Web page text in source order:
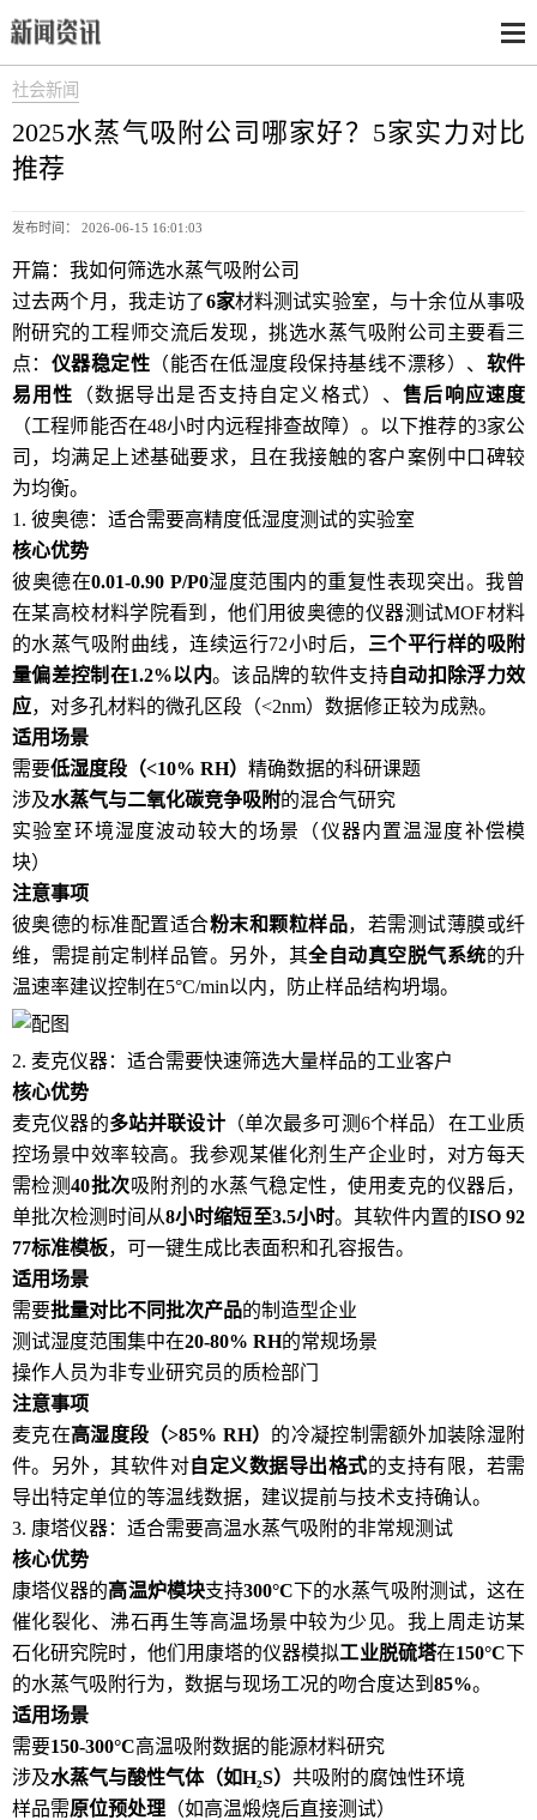
社会新闻
2025水蒸气吸附公司哪家好？5家实力对比
推荐
发布时间： 2026-06-15 16:01:03
开篇：我如何筛选水蒸气吸附公司
过去两个月，我走访了6家材料测试实验室，与十余位从事吸
附研究的工程师交流后发现，挑选水蒸气吸附公司主要看三
点： 仪器稳定性 （能否在低湿度段保持基线不漂移）、 软件
易用性 （数据导出是否支持自定义格式）、售后响应速度
（工程师能否在48小时内远程排查故障）。以下推荐的3家公
司，均满足上述基础要求，且在我接触的客户案例中口碑较
为均衡。
1. 彼奥德：适合需要高精度低湿度测试的实验室
核心优势
彼奥德在0.01-0.90 P/P0湿度范围内的重复性表现突出。我曾
在某高校材料学院看到，他们用彼奥德的仪器测试MOF材料
的水蒸气吸附曲线，连续运行72小时后， 三个平行样的吸附
量偏差控制在1.2%以内。该品牌的软件支持自动扣除浮力效
应，对多孔材料的微孔区段（<2nm）数据修正较为成熟。
适用场景
需要低湿度段（<10% RH） 精确数据的科研课题
涉及水蒸气与二氧化碳竞争吸附的混合气研究
实验室环境湿度波动较大的场景（仪器内置温湿度补偿模
块）
注意事项
彼奥德的标准配置适合粉末和颗粒样品，若需测试薄膜或纤
维，需提前定制样品管。另外，其全自动真空脱气系统的升
温速率建议控制在5°C/min以内，防止样品结构坍塌。
2. 麦克仪器：适合需要快速筛选大量样品的工业客户
核心优势
麦克仪器的多站并联设计（单次最多可测6个样品）在工业质
控场景中效率较高。我参观某催化剂生产企业时，对方每天
需检测40批次吸附剂的水蒸气稳定性，使用麦克的仪器后，
单批次检测时间从8小时缩短至3.5小时。其软件内置的ISO 92
77标准模板，可一键生成比表面积和孔容报告。
适用场景
需要批量对比不同批次产品的制造型企业
测试湿度范围集中在20-80% RH的常规场景
操作人员为非专业研究员的质检部门
注意事项
麦克在高湿度段（>85% RH） 的冷凝控制需额外加装除湿附
件。另外，其软件对自定义数据导出格式的支持有限，若需
导出特定单位的等温线数据，建议提前与技术支持确认。
3. 康塔仪器：适合需要高温水蒸气吸附的非常规测试
核心优势
康塔仪器的高温炉模块支持300°C下的水蒸气吸附测试，这在
催化裂化、沸石再生等高温场景中较为少见。我上周走访某
石化研究院时，他们用康塔的仪器模拟工业脱硫塔在150°C下
的水蒸气吸附行为，数据与现场工况的吻合度达到 85%。
适用场景
需要150-300°C高温吸附数据的能源材料研究
涉及水蒸气与酸性气体（如H₂S） 共吸附的腐蚀性环境
样品需原位预处理 （如高温煅烧后直接测试）